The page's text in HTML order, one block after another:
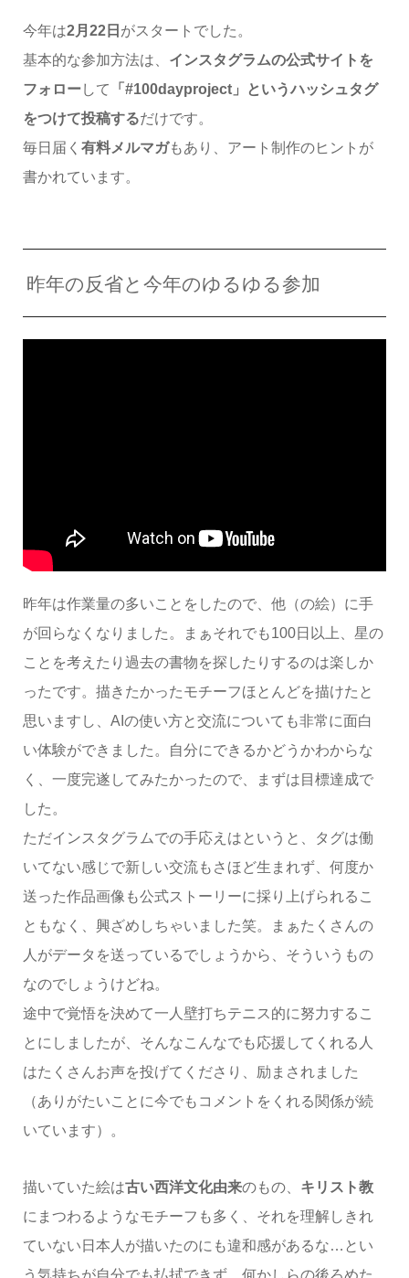
今年は2月22日 がスタートでした。
基本的な参加方法は、 インスタグラムの公式サイトを
フォローして
「#100dayproject」というハッシュタグ
をつけて投稿するだけです。
毎日届く 有料メルマガもあり、アート制作のヒントが
書かれています。
昨年の反省と今年のゆるゆる参加
昨年は作業量の多いことをしたので、他（の絵）に手
が回らなくなりました。まぁそれでも100日以上、星の
ことを考えたり過去の書物を探したりするのは楽しか
ったです。描きたかったモチーフほとんどを描けたと
思いますし、AIの使い方と交流についても非常に面白
い体験ができました。自分にできるかどうかわからな
く、一度完遂してみたかったので、まずは目標達成で
した。
ただインスタグラムでの手応えはというと、タグは働
いてない感じで新しい交流もさほど生まれず、何度か
送った作品画像も公式ストーリーに採り上げられるこ
ともなく、興ざめしちゃいました笑。まぁたくさんの
人がデータを送っているでしょうから、そういうもの
なのでしょうけどね。
途中で覚悟を決めて一人壁打ちテニス的に努力するこ
とにしましたが、そんなこんなでも応援してくれる人
はたくさんお声を投げてくださり、励まされました
（ありがたいことに今でもコメントをくれる関係が続
いています）。
描いていた絵は古い西洋文化由来のもの、 キリスト教
にまつわるようなモチーフも多く、それを理解しきれ
ていない日本人が描いたのにも違和感があるな…とい